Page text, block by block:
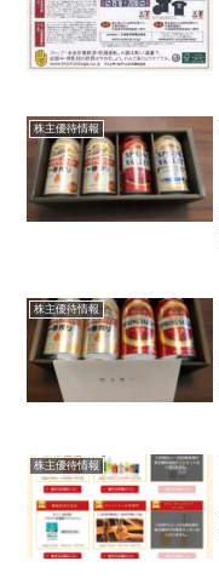
株主優待情報
株主優待情報
株主優待情報